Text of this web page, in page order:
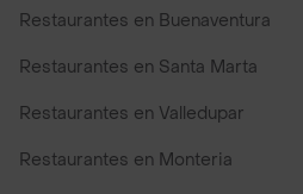
Restaurantes en Buenaventura
Restaurantes en Santa Marta
Restaurantes en Valledupar
Restaurantes en Monteria